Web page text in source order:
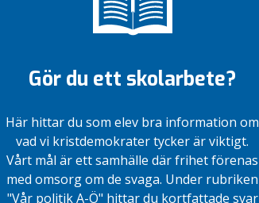
Gör du ett skolarbete?
Här hittar du som elev bra information om
vad vi kristdemokrater tycker är viktigt.
Vårt mål är ett samhälle där frihet förenas
med omsorg om de svaga. Under rubriken
"Vår politik A-Ö" hittar du kortfattade svar